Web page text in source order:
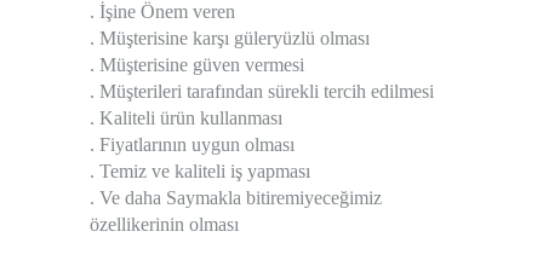
. İşine Önem veren
. Müşterisine karşı güleryüzlü olması
. Müşterisine güven vermesi
. Müşterileri tarafından sürekli tercih edilmesi
. Kaliteli ürün kullanması
. Fiyatlarının uygun olması
. Temiz ve kaliteli iş yapması
. Ve daha Saymakla bitiremiyeceğimiz
özellikerinin olması